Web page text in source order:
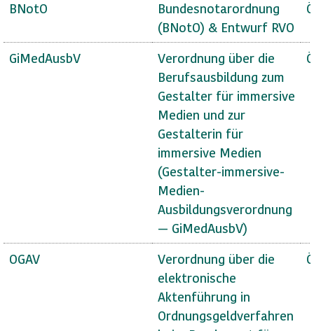
BNotO
Bundesnotarordnung
(BNotO) & Entwurf RVO
GiMedAusbV
Verordnung über die
Berufsausbildung zum
Gestalter für immersive
Medien und zur
Gestalterin für
immersive Medien
(Gestalter-immersive-
Medien-
Ausbildungsverordnung
— GiMedAusbV)
OGAV
Verordnung über die
elektronische
Aktenführung in
Ordnungsgeldverfahren